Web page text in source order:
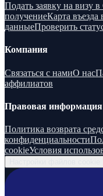
Подать заявку на визу
получениеКарта
данныеПроверить
Компания
Связаться с намиО нас
аффилиатов
Правовая информация
Политика возврата
конфиденциальности
cookieУсловия